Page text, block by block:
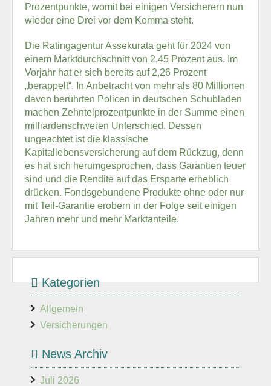
Prozentpunkte, womit bei einigen Versicherern nun
wieder eine Drei vor dem Komma steht.
Die Ratingagentur Assekurata geht für 2024 von
einem Marktdurchschnitt von 2,45 Prozent aus. Im
Vorjahr hat er sich bereits auf 2,26 Prozent
„berappelt“. In Anbetracht von mehr als 80 Millionen
davon berührten Policen in deutschen Schubladen
machen Zehntelprozentpunkte in der Summe einen
milliardenschweren Unterschied. Dessen
ungeachtet ist die klassische
Kapitallebensversicherung auf dem Rückzug, denn
es hat sich herumgesprochen, dass Garantien teuer
sind und die Rendite auf das Ersparte erheblich
drücken. Fondsgebundene Produkte ohne oder nur
mit Teil-Garantie erobern in der Folge seit einigen
Jahren mehr und mehr Marktanteile.
Kategorien
Allgemein
Versicherungen
News Archiv
Juli 2026